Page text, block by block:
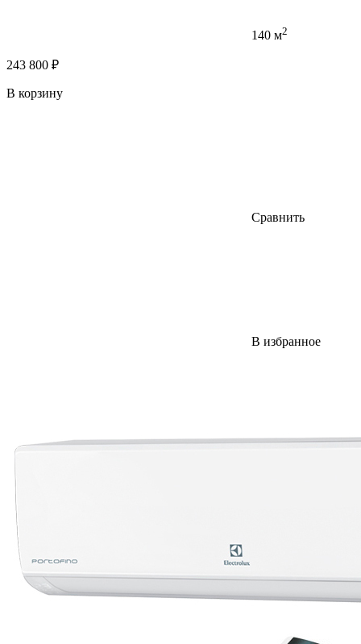
140 м2
243 800 ₽
В корзину
Сравнить
В избранное